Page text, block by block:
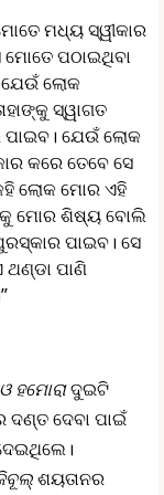
ମଧ୍ୟ ସ୍ୱୀକାର
ପଠାଇଥିବା
ଯେଉଁ ଲୋକ
ସ୍ୱାଗତ
ପାଇବ। ଯେଉଁ ଲୋକ
କରେ ତେବେ ସେ
ଲୋକ ମୋର ଏହି
ମୋର ଶିଷ୍ୟ ବୋଲି
ପାଇବ। ସେ
ଥଣ୍ଡା ପାଣି
ହମୋରାଦୁଇଟି
ଦଣ୍ତ ଦେବା ପାଇଁ
ଶୟତାନର